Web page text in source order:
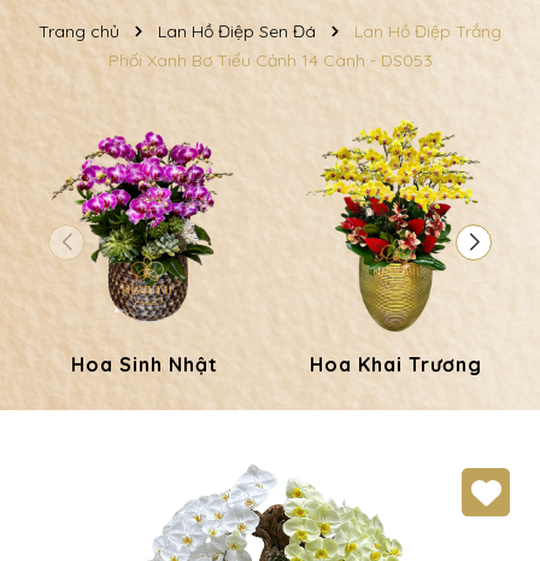
Trang chủ Lan Hồ Điệp Sen Đá
Lan Hồ Điệp Trắng
Phối Xanh Bơ Tiểu Cảnh 14 Cành - DS053
Hoa Sinh Nhật Hoa Khai Trương